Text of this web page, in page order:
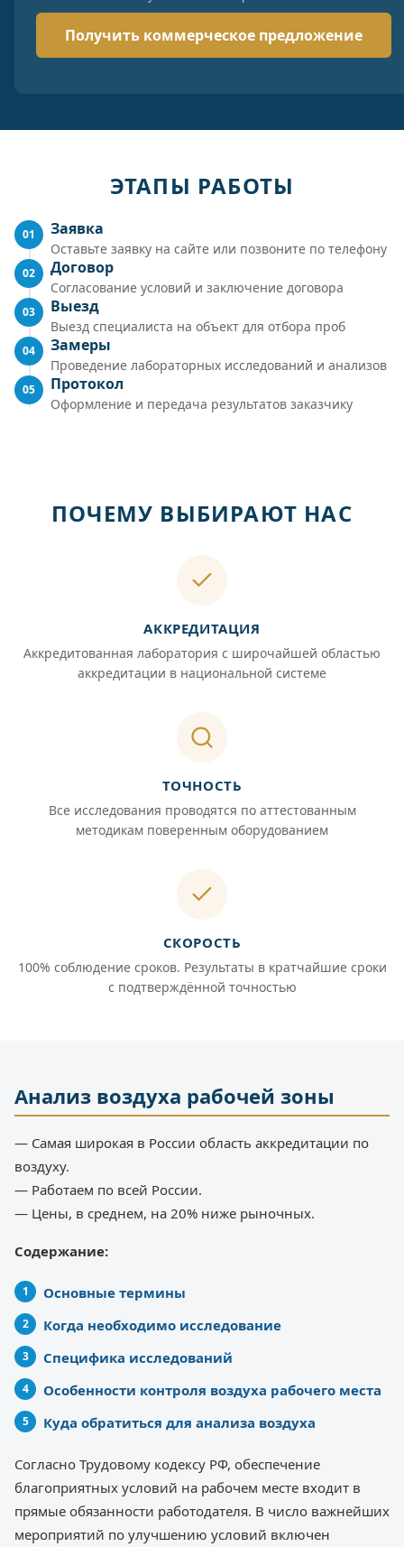
ЭТАПЫ РАБОТЫ
01 Заявка
Оставьте заявку на сайте или позвоните по телефону
02 Договор
Согласование условий и заключение договора
03 Выезд
Выезд специалиста на объект для отбора проб
04 Замеры
Проведение лабораторных исследований и анализов
05 Протокол
Оформление и передача результатов заказчику
ПОЧЕМУ ВЫБИРАЮТ НАС
АККРЕДИТАЦИЯ
Аккредитованная лаборатория с широчайшей областью
аккредитации в национальной системе
ТОЧНОСТЬ
Все исследования проводятся по аттестованным
методикам поверенным оборудованием
СКОРОСТЬ
100% соблюдение сроков. Результаты в кратчайшие сроки
с подтверждённой точностью
Анализ воздуха рабочей зоны
— Самая широкая в России область аккредитации по
воздуху.
— Работаем по всей России.
— Цены, в среднем, на 20% ниже рыночных.
Содержание:
Основные термины
Когда необходимо исследование
Специфика исследований
Особенности контроля воздуха рабочего места
Куда обратиться для анализа воздуха
Согласно Трудовому кодексу РФ, обеспечение
благоприятных условий на рабочем месте входит в
прямые обязанности работодателя. В число важнейших
мероприятий по улучшению условий включен